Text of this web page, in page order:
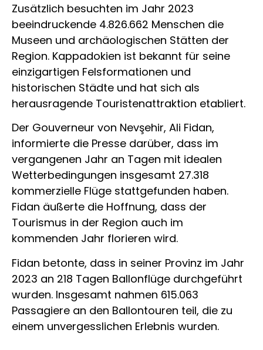
Zusätzlich besuchten im Jahr 2023
beeindruckende 4.826.662 Menschen die
Museen und archäologischen Stätten der
Region. Kappadokien ist bekannt für seine
einzigartigen Felsformationen und
historischen Städte und hat sich als
herausragende Touristenattraktion etabliert.
Der Gouverneur von Nevşehir, Ali Fidan,
informierte die Presse darüber, dass im
vergangenen Jahr an Tagen mit idealen
Wetterbedingungen insgesamt 27.318
kommerzielle Flüge stattgefunden haben.
Fidan äußerte die Hoffnung, dass der
Tourismus in der Region auch im
kommenden Jahr florieren wird.
Fidan betonte, dass in seiner Provinz im Jahr
2023 an 218 Tagen Ballonflüge durchgeführt
wurden. Insgesamt nahmen 615.063
Passagiere an den Ballontouren teil, die zu
einem unvergesslichen Erlebnis wurden.